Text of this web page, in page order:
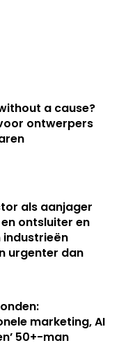
a cause?
ontwerpers
als aanjager
ontsluiter en
urgenter dan
marketing, AI
50+-man